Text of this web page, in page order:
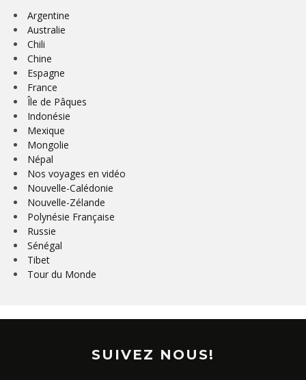
Argentine
Australie
Chili
Chine
Espagne
France
Île de Pâques
Indonésie
Mexique
Mongolie
Népal
Nos voyages en vidéo
Nouvelle-Calédonie
Nouvelle-Zélande
Polynésie Française
Russie
Sénégal
Tibet
Tour du Monde
SUIVEZ NOUS!